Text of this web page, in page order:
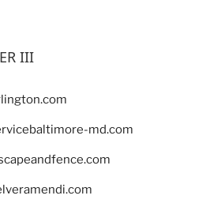
III
md.com